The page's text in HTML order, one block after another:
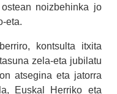
noizbehinka jo
eta.
kontsulta itxita
zela-eta jubilatu
atsegina eta jatorra
Euskal Herriko eta